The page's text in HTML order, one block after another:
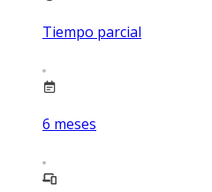
Tiempo parcial
6 meses